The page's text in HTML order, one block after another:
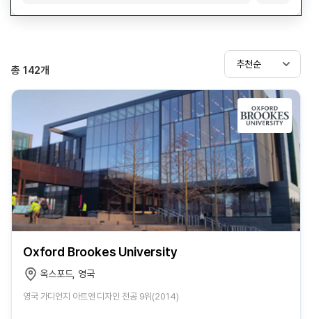
총 142개
추천순
Oxford Brookes University
옥스포드, 영국
영국 가디언지 아트앤 디자인 전공 9위(2014)